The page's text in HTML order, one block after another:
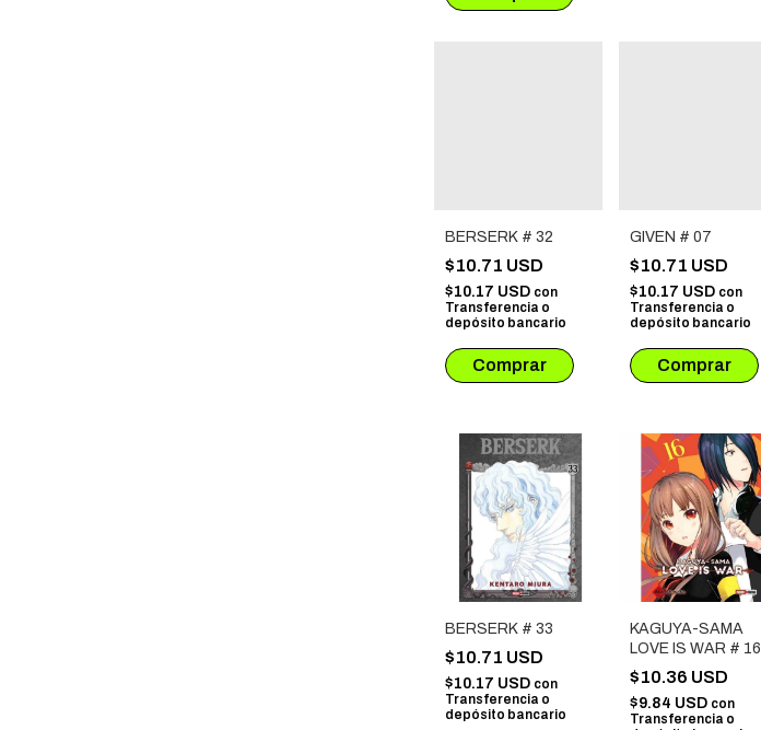
BERSERK # 32
$10.71 USD
$10.17 USD con
Transferencia o
depósito bancario
GIVEN # 07
$10.71 USD
$10.17 USD con
Transferencia o
depósito bancario
BERSERK # 33
$10.71 USD
$10.17 USD con
Transferencia o
depósito bancario
KAGUYA-SAMA
LOVE IS WAR # 16
$10.36 USD
$9.84 USD con
Transferencia o